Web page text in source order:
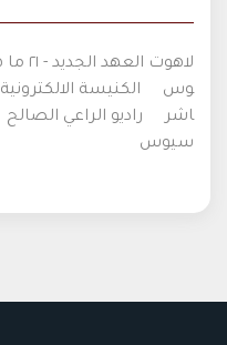
لاهوت العهد الجديد - ٢١ ما هو إيمان القلب؟
وس
الكنيسة الالكترونية
اشر
راديو الراعي الصالح
سيوس